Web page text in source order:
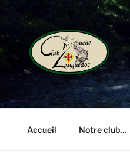
Aller
contenu
principal
Accueil Notre club…